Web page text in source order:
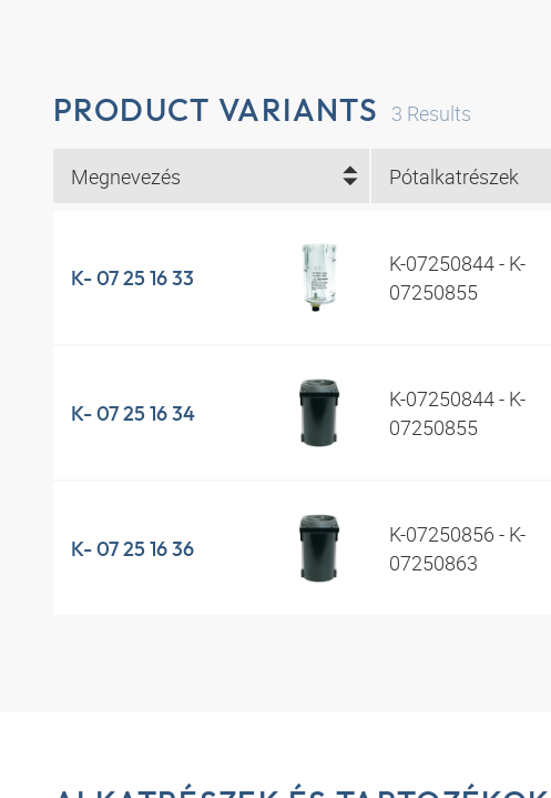
PRODUCT VARIANTS 3 Results
Megnevezés Pótalkatrészek
K- 07 25 16 33
K-07250844 - K-
07250855
K- 07 25 16 34
K-07250844 - K-
07250855
K- 07 25 16 36
K-07250856 - K-
07250863